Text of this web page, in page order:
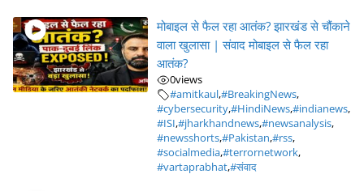
मोबाइल से फैल रहा आतंक? झारखंड से चौंकाने
वाला खुलासा | संवाद मोबाइल से फैल रहा
आतंक?
0views
#amitkaul,#BreakingNews,
#cybersecurity,#HindiNews,#indianews,
#ISI,#jharkhandnews,#newsanalysis,
#newsshorts,#Pakistan,#rss,
#socialmedia,#terrornetwork,
#vartaprabhat,#संवाद